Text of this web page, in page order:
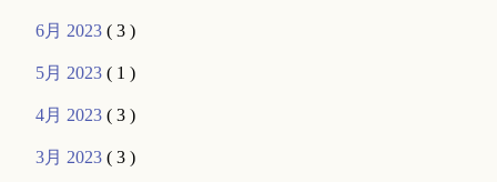
6月 2023( 3 )
5月 2023( 1 )
4月 2023( 3 )
3月 2023( 3 )